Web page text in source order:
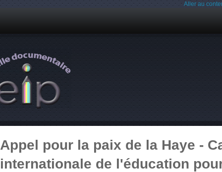
Aller au
Appel pour la paix de la Haye -
internationale de l'éducation